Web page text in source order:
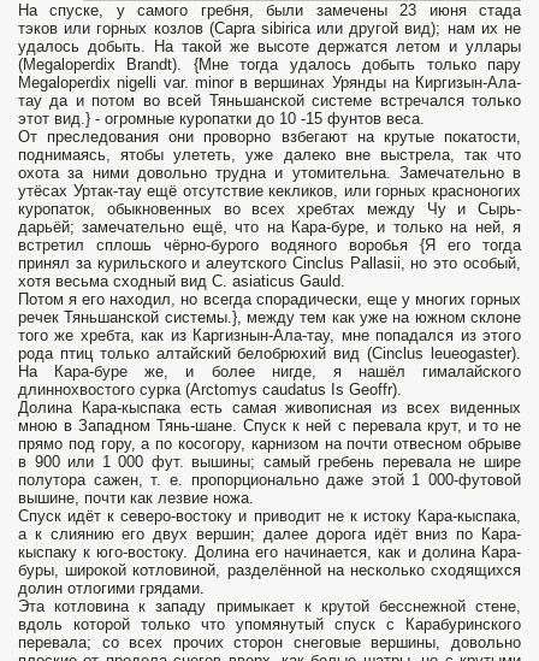
На спуске, у самого гребня, были замечены 23 июня стада
тэков или горных козлов (Capra sibirica или другой вид); нам их не
удалось добыть. На такой же высоте держатся летом и уллары
(Megaloperdix Brandt). {Мне тогда удалось добыть только пару
Megaloperdix nigelli var. minor в вершинах Урянды на Киргизын-Ала-
тау да и потом во всей Тяньшанской системе встречался только
этот вид.} - огромные куропатки до 10 -15 фунтов веса.
От преследования они проворно взбегают на крутые покатости,
поднимаясь, ятобы улететь, уже далеко вне выстрела, так что
охота за ними довольно трудна и утомительна. Замечательно в
утёсах Уртак-тау ещё отсутствие кекликов, или горных красноногих
куропаток, обыкновенных во всех хребтах между Чу и Сырь-
дарьёй; замечательно ещё, что на Кара-буре, и только на ней, я
встретил сплошь чёрно-бурого водяного воробья {Я его тогда
принял за курильского и алеутского Cinclus Pallasii, но это особый,
хотя весьма сходный вид С. asiaticus Gauld.
Потом я его находил, но всегда спорадически, еще у многих горных
речек Тяньшанской системы.}, между тем как уже на южном склоне
того же хребта, как из Каргизнын-Ала-тау, мне попадался из этого
рода птиц только алтайский белобрюхий вид (Cinclus leueogaster).
На Кара-буре же, и более нигде, я нашёл гималайского
длиннохвостого сурка (Arctomys caudatus Is Geoffr).
Долина Кара-кыспака есть самая живописная из всех виденных
мною в Западном Тянь-шане. Спуск к ней с перевала крут, и то не
прямо под гору, а по косогору, карнизом на почти отвесном обрыве
в 900 или 1 000 фут. вышины; самый гребень перевала не шире
полутора сажен, т. е. пропорционально даже этой 1 000-футовой
вышине, почти как лезвие ножа.
Спуск идёт к северо-востоку и приводит не к истоку Кара-кыспака,
а к слиянию его двух вершин; далее дорога идёт вниз по Кара-
кыспаку к юго-востоку. Долина его начинается, как и долина Кара-
буры, широкой котловиной, разделённой на несколько сходящихся
долин отлогими грядами.
Эта котловина к западу примыкает к крутой бесснежной стене,
вдоль которой только что упомянутый спуск с Карабуринского
перевала; со всех прочих сторон снеговые вершины, довольно